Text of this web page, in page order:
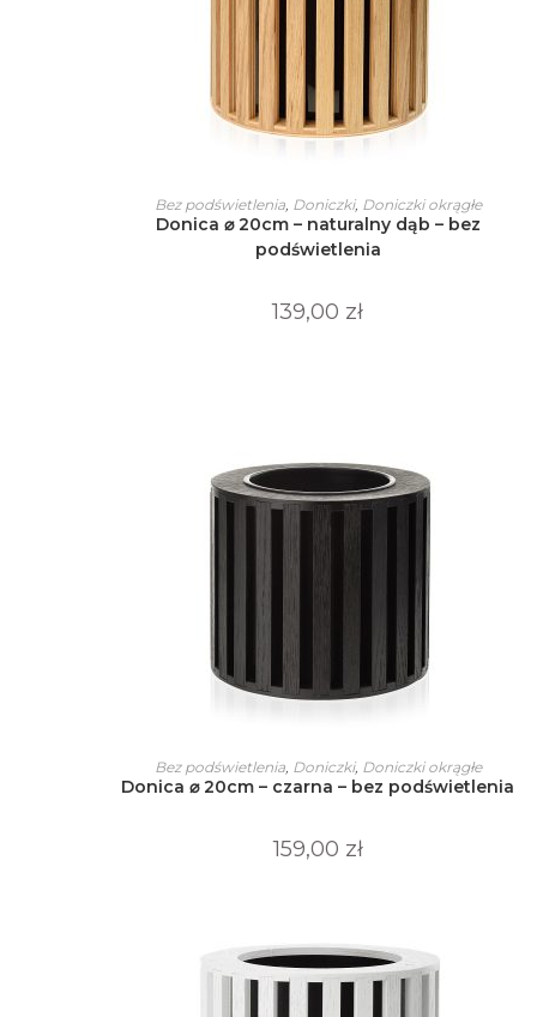
WYBIERZ OPCJE
produkt
ma
wiele
wariantów.
wybrać
na
Bez podświetlenia, Doniczki, Doniczki okrągłe
Donica ⌀ 20cm – naturalny dąb – bez
podświetlenia
139,00 zł
WYBIERZ OPCJE
produkt
ma
wiele
można
wybrać
Bez podświetlenia, Doniczki, Doniczki okrągłe
Donica ⌀ 20cm – czarna – bez podświetlenia
159,00 zł